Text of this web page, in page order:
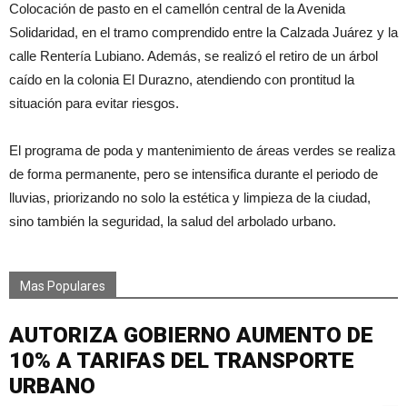
Colocación de pasto en el camellón central de la Avenida
Solidaridad, en el tramo comprendido entre la Calzada Juárez y la
calle Rentería Lubiano. Además, se realizó el retiro de un árbol
caído en la colonia El Durazno, atendiendo con prontitud la
situación para evitar riesgos.
El programa de poda y mantenimiento de áreas verdes se realiza
de forma permanente, pero se intensifica durante el periodo de
lluvias, priorizando no solo la estética y limpieza de la ciudad,
sino también la seguridad, la salud del arbolado urbano.
Mas Populares
AUTORIZA GOBIERNO AUMENTO DE
10% A TARIFAS DEL TRANSPORTE
URBANO